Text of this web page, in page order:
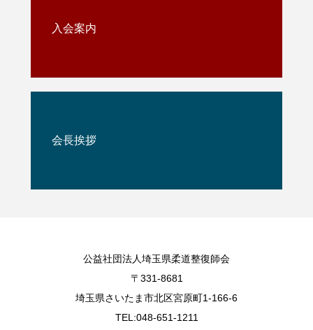
入会案内
会長挨拶
公益社団法人埼玉県柔道整復師会
〒331-8681
埼玉県さいたま市北区宮原町1-166-6
TEL:048-651-1211